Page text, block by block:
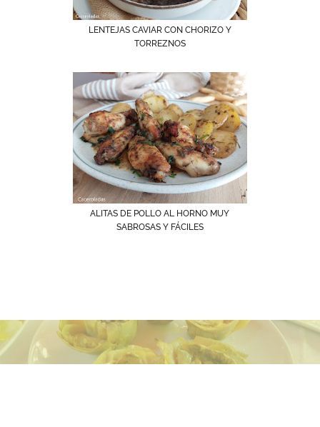
LENTEJAS CAVIAR CON CHORIZO Y
TORREZNOS
ALITAS DE POLLO AL HORNO MUY
SABROSAS Y FÁCILES